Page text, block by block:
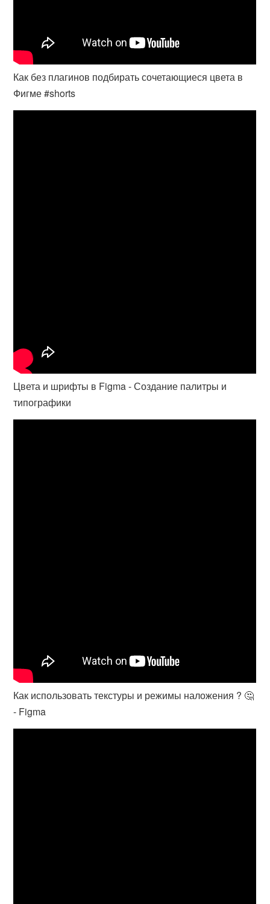
Как без плагинов подбирать сочетающиеся цвета в
Фигме #shorts
Цвета и шрифты в Figma - Создание палитры и
типографики
Как использовать текстуры и режимы наложения ? 🤔
- Figma